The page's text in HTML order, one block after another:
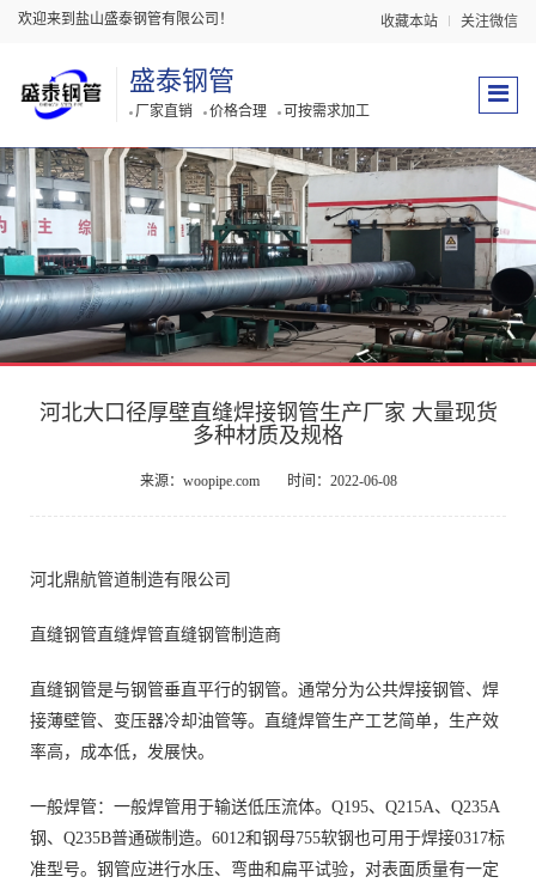
欢迎来到盐山盛泰钢管有限公司！ 收藏本站 关注微信
盛泰钢管
厂家直销 价格合理 可按需求加工
河北大口径厚壁直缝焊接钢管生产厂家 大量现货
多种材质及规格
来源：woopipe.com 时间：2022-06-08
河北鼎航管道制造有限公司
直缝钢管直缝焊管直缝钢管制造商
直缝钢管是与钢管垂直平行的钢管。通常分为公共焊接钢管、焊
接薄壁管、变压器冷却油管等。直缝焊管生产工艺简单，生产效
率高，成本低，发展快。
一般焊管：一般焊管用于输送低压流体。Q195、Q215A、Q235A
钢、Q235B普通碳制造。6012和钢母755软钢也可用于焊接0317标
准型号。钢管应进行水压、弯曲和扁平试验，对表面质量有一定